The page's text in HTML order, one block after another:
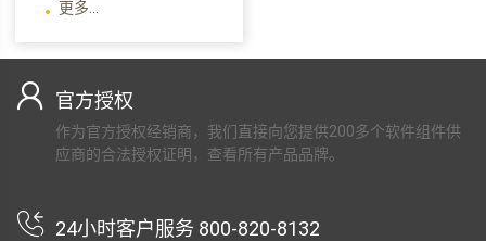
更多...
官方授权
作为官方授权经销商，我们直接向您提供200多个软件组件供
应商的合法授权证明，查看所有产品品牌。
24小时客户服务 800-820-8132